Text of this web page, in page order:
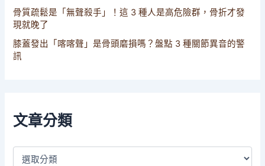
骨質疏鬆是「無聲殺手」！這 3 種人是高危險群，骨折才發
現就晚了
膝蓋發出「喀喀聲」是骨頭磨損嗎？盤點 3 種關節異音的警
訊
文章分類